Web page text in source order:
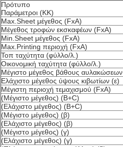
Πρότυπο
Παράμετροι (ΚΚ)
Max.Sheet μέγεθος (FxA)
Μέγεθος τροφών εκσκαφέων (FxA)
Min.Sheet μέγεθος (FxA)
Max.Printing περιοχή (FxA)
Τοπ ταχύτητα (φύλλο/λ.)
Οικονομική ταχύτητα (φύλλο/λ.)
Μέγιστο μέγεθος βάθους αυλακώσεων
Ελάχιστο μέγεθος ύψους κιβωτίων (ε)
Μέγιστη περιοχή τεμαχισμού (FxA)
(Μέγιστο μέγεθος) (B+C)
(Ελάχιστο μέγεθος) (B+C)
(Μέγιστο μέγεθος) (β)
(Ελάχιστο μέγεθος) (β)
(Μέγιστο μέγεθος) (γ)
(Ελάχιστο μέγεθος) (γ)